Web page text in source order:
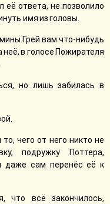
ответа, не позволило
имя из головы.
Грей вам что-нибудь
в голосе Пожирателя
но лишь забилась в
чего от него никто не
подружку Поттера,
даже сам перенёс её к
что всё закончилось,